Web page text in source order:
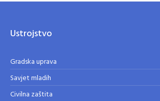
Ustrojstvo
Gradska uprava
Savjet mladih
Civilna zaštita